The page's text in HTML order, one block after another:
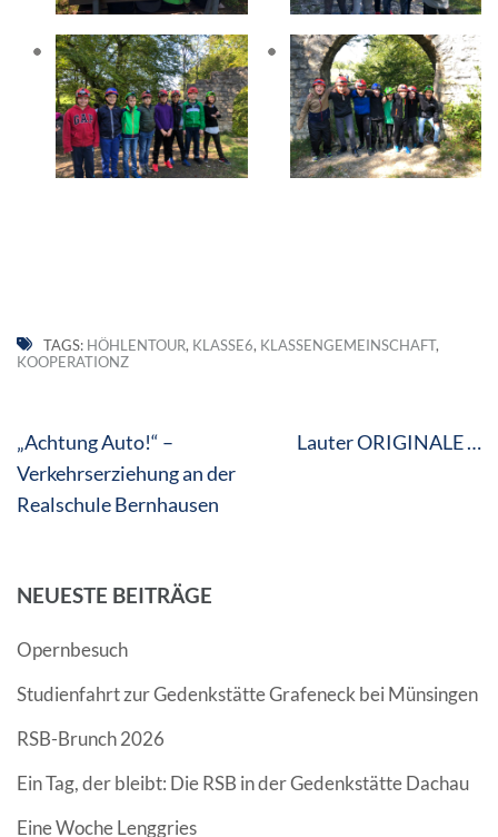
TAGS: HÖHLENTOUR, KLASSE6, KLASSENGEMEINSCHAFT,
KOOPERATIONZ
Beitragsnavigation
„Achtung Auto!“ –
Verkehrserziehung an der
Realschule Bernhausen
Lauter ORIGINALE …
NEUESTE BEITRÄGE
Opernbesuch
Studienfahrt zur Gedenkstätte Grafeneck bei Münsingen
RSB-Brunch 2026
Ein Tag, der bleibt: Die RSB in der Gedenkstätte Dachau
Eine Woche Lenggries